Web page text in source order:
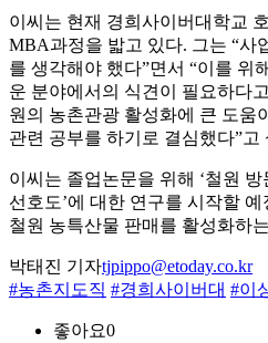
이씨는 현재 경희사이버대학교
MBA과정을 밟고 있다. 그는 “사
를 생각해야 했다”면서 “이를 위
운 분야에서의 식견이 필요하다
원의 농촌관광 활성화에 큰 도움
관련 공부를 하기로 결심했다”고
이씨는 졸업논문을 위해 ‘철원
선호도’에 대한 연구를 시작할
철원 농특산물 판매를 활성화하
박태진 기자tjpippo@etoday.co.kr
#농촌지도직 #경희사이버대 #이
좋아요0